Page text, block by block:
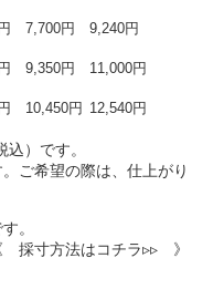
7,700円 9,240円
9,350円 11,000円
10,450円 12,540円
）です。
ご希望の際は、仕上がり
。
採寸方法はコチラ▹▹ 》